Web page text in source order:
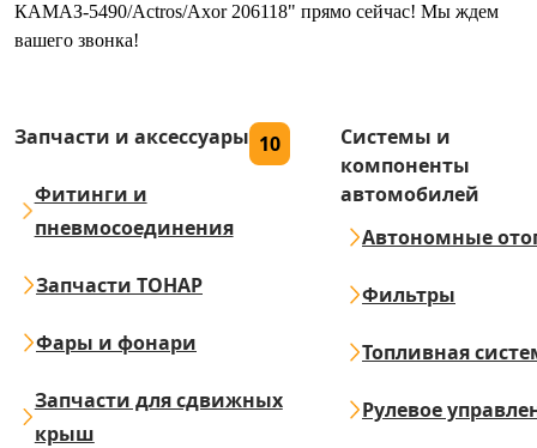
КАМАЗ-5490/Actros/Axor 206118" прямо сейчас! Мы ждем
вашего звонка!
Запчасти и аксессуары 10
Фитинги и
пневмосоединения
Запчасти ТОНАР
Фары и фонари
Запчасти для сдвижных
крыш
Системы и
компоненты
автомобилей
Автономные
Фильтры
Топливная
Рулевое